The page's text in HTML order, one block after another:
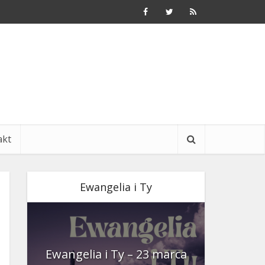
Ewangelia i Ty
Ewangelia i Ty – 23 marca